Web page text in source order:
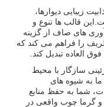
زیبایی دیوارها،
قالب ها تنوع و
های صاف از گزینه
را فراهم می کند که
العاده تبدیل کند.
سازگار با محیط
به شیوه های
شما به حفظ منابع
گرما چوب واقعی در